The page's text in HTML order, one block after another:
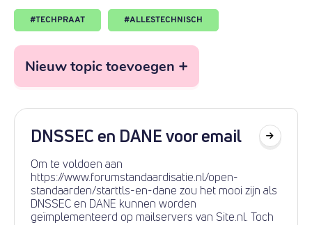
#TECHPRAAT #ALLESTECHNISCH
Nieuw topic toevoegen +
DNSSEC en DANE voor email
Om te voldoen aan
https://www.forumstandaardisatie.nl/open-
standaarden/starttls-en-dane zou het mooi zijn als
DNSSEC en DANE kunnen worden
geïmplementeerd op mailservers van Site.nl. Toch